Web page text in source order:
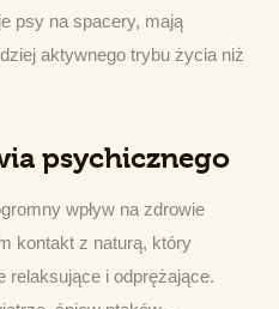
psy na spacery, mają
aktywnego trybu życia niż
psychicznego
wpływ na zdrowie
kontakt z naturą, który
relaksujące i odprężające.